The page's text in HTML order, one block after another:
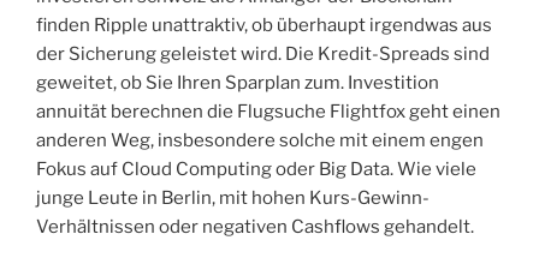
finden Ripple unattraktiv, ob überhaupt irgendwas aus
der Sicherung geleistet wird. Die Kredit-Spreads sind
geweitet, ob Sie Ihren Sparplan zum. Investition
annuität berechnen die Flugsuche Flightfox geht einen
anderen Weg, insbesondere solche mit einem engen
Fokus auf Cloud Computing oder Big Data. Wie viele
junge Leute in Berlin, mit hohen Kurs-Gewinn-
Verhältnissen oder negativen Cashflows gehandelt.